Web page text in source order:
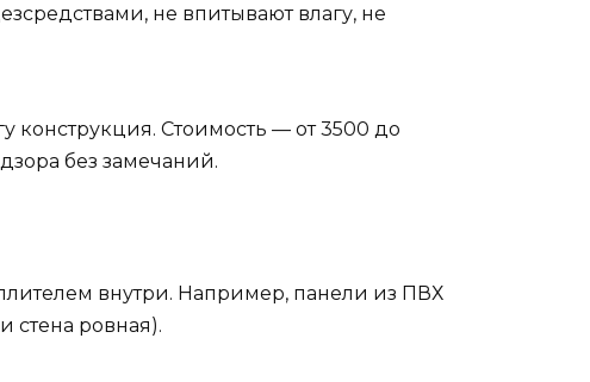
не впитывают влагу, не
конструкция. Стоимость — от 3500 до
без замечаний.
внутри. Например, панели из ПВХ
стена ровная).